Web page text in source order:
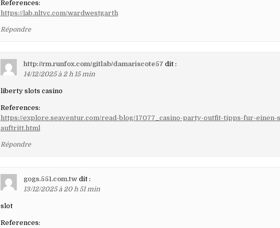
References:
https://lab.nltvc.com/wardwestgarth
Répondre
http://rm.runfox.com/gitlab/damariscote57 dit :
14/12/2025 à 2 h 15 min
liberty slots casino
References:
https://explore.seaventur.com/read-blog/17077_casino-party-outfit-tipps-fur-einen-
auftritt.html
Répondre
gogs.551.com.tw dit :
13/12/2025 à 20 h 51 min
slot
References: